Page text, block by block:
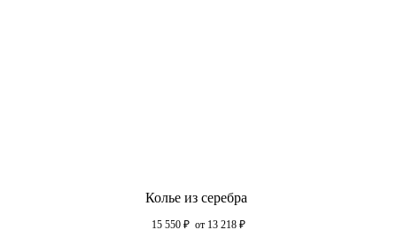
Колье из серебра
15 550 ₽ от 13 218 ₽